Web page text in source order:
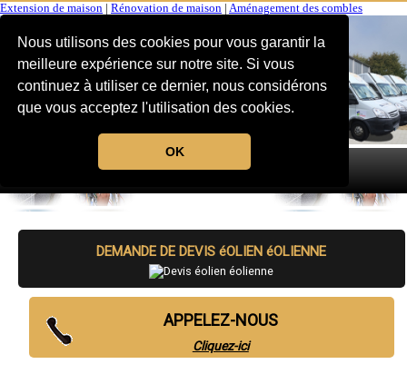
Nous utilisons des cookies pour vous garantir la
meilleure expérience sur notre site. Si vous
continuez à utiliser ce dernier, nous considérons
que vous acceptez l'utilisation des cookies.
OK
Extension de maison Rénovation de maison Aménagement des combles
MENU
DEMANDE DE DEVIS éOLIEN éOLIENNE
APPELEZ-NOUS
Cliquez-ici